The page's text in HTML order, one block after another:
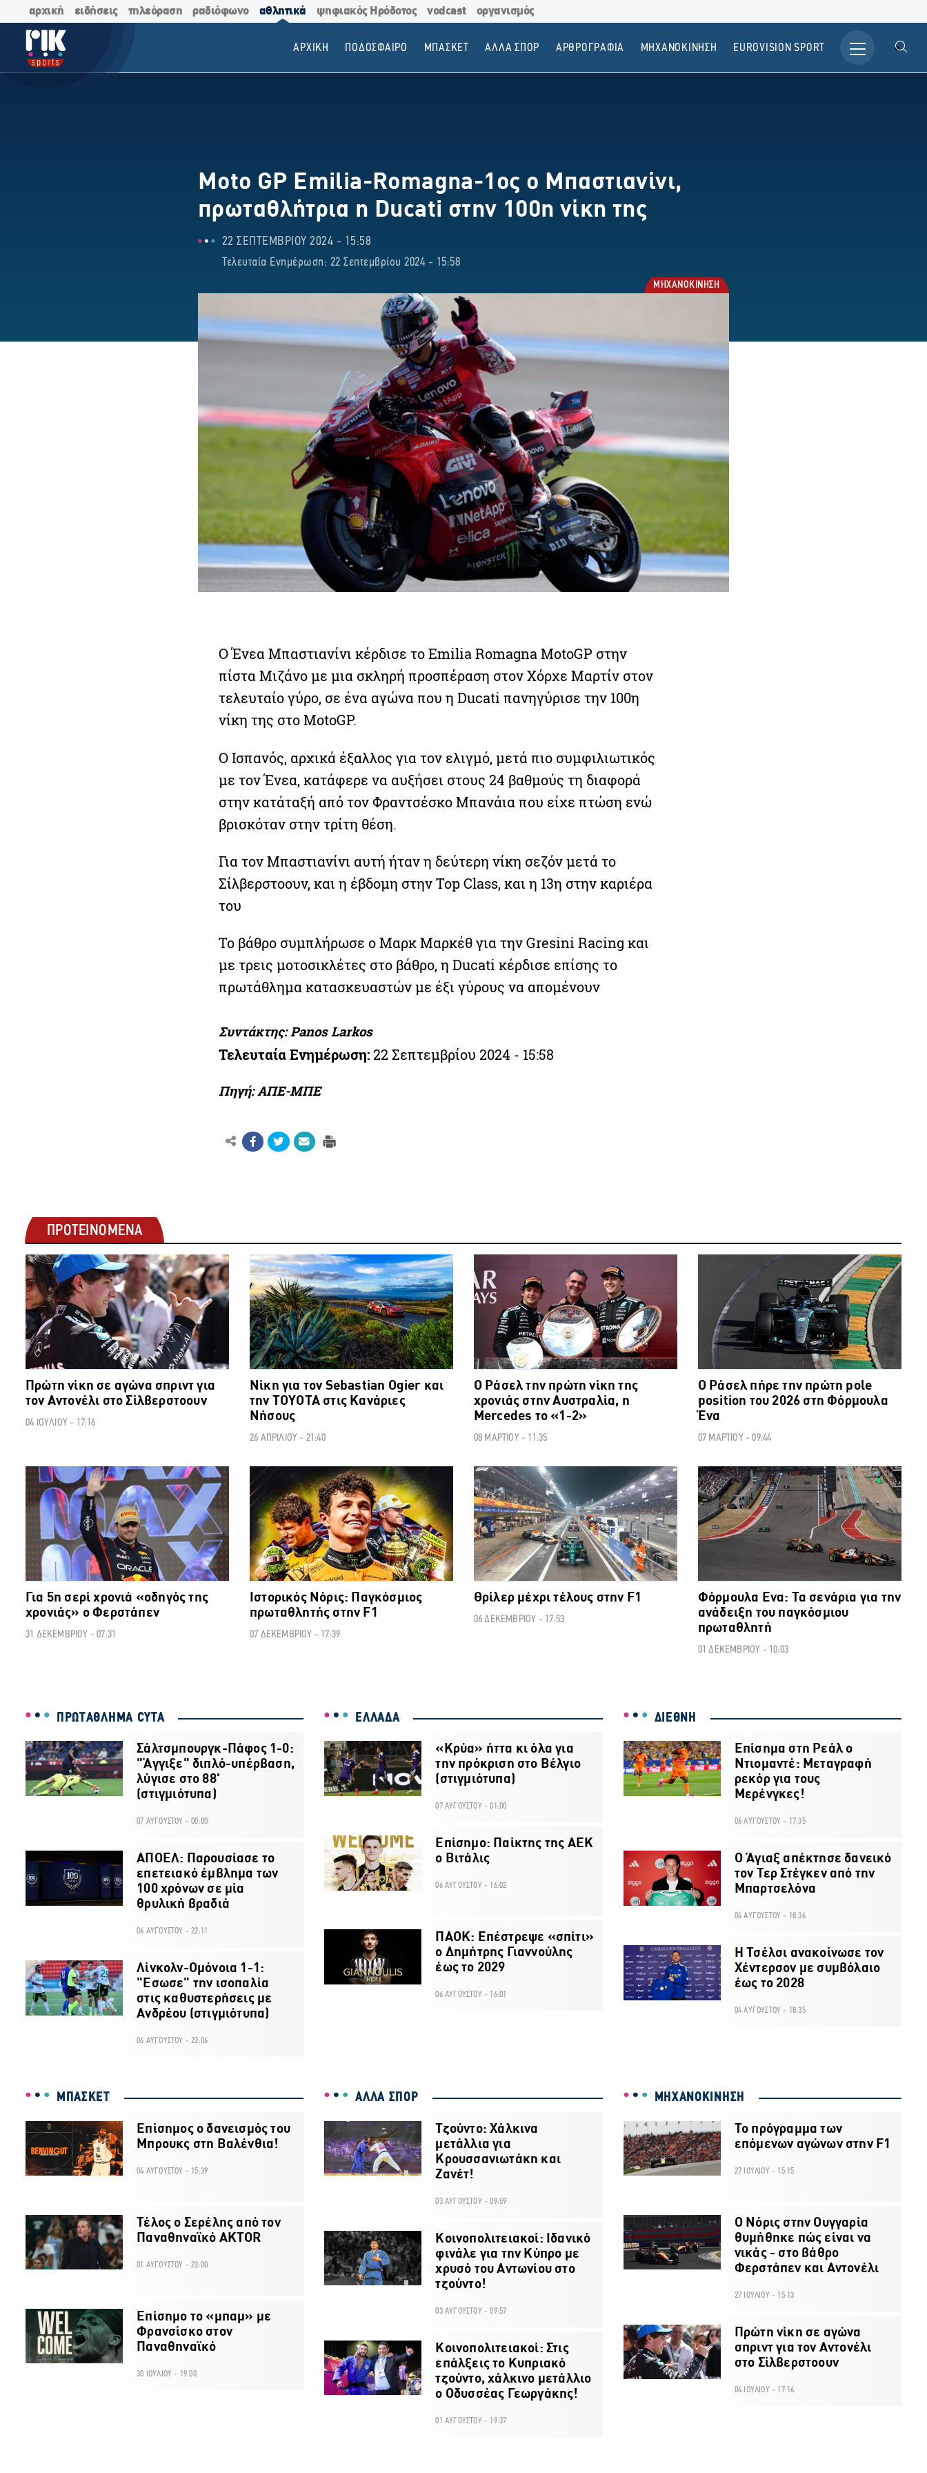
αρχική ειδήσεις τηλεόραση ραδιόφωνο αθλητικά ψηφιακός Ηρόδοτος vodcast οργανισμός
ΑΡΧΙΚΗ ΠΟΔΟΣΦΑΙΡΟ ΜΠΑΣΚΕΤ ΑΛΛΑ ΣΠΟΡ ΑΡΘΡΟΓΡΑΦΙΑ ΜΗΧΑΝΟΚΙΝΗΣΗ ΕUROVISION SPORT
Moto GP Emilia-Romagna-1ος ο Μπαστιανίνι,
πρωταθλήτρια η Ducati στην 100η νίκη της
22 ΣΕΠΤΕΜΒΡΙΟΥ 2024 - 15:58
Τελευταία Ενημέρωση: 22 Σεπτεμβρίου 2024 - 15:58
ΜΗΧΑΝΟΚΙΝΗΣΗ
Ο Ένεα Μπαστιανίνι κέρδισε το Emilia Romagna MotoGP στην
πίστα Μιζάνο με μια σκληρή προσπέραση στον Χόρχε Μαρτίν στον
τελευταίο γύρο, σε ένα αγώνα που η Ducati πανηγύρισε την 100η
νίκη της στο MotoGP.
Ο Ισπανός, αρχικά έξαλλος για τον ελιγμό, μετά πιο συμφιλιωτικός
με τον Ένεα, κατάφερε να αυξήσει στους 24 βαθμούς τη διαφορά
στην κατάταξή από τον Φραντσέσκο Μπανάια που είχε πτώση ενώ
βρισκόταν στην τρίτη θέση.
Για τον Μπαστιανίνι αυτή ήταν η δεύτερη νίκη σεζόν μετά το
Σίλβερστοουν, και η έβδομη στην Top Class, και η 13η στην καριέρα
του
Το βάθρο συμπλήρωσε ο Μαρκ Μαρκέθ για την Gresini Racing και
με τρεις μοτοσικλέτες στο βάθρο, η Ducati κέρδισε επίσης το
πρωτάθλημα κατασκευαστών με έξι γύρους να απομένουν
Συντάκτης: Panos Larkos
Τελευταία Ενημέρωση:22 Σεπτεμβρίου 2024 - 15:58
Πηγή: ΑΠΕ-ΜΠΕ
ΠΡΟΤΕΙΝΟΜΕΝΑ
ΜΗΧΑΝΟΚΙΝΗΣΗ
Πρώτη νίκη σε αγώνα σπριντ για
τον Αντονέλι στο Σίλβερστοουν
04 ΙΟΥΛΙΟΥ - 17:16
ΜΗΧΑΝΟΚΙΝΗΣΗ
Νίκη για τον Sebastian Ogier και
την ΤΟΥΟΤΑ στις Κανάριες
Νήσους
26 ΑΠΡΙΛΙΟΥ - 21:40
Ο Ράσελ την πρώτη νίκη της
χρονιάς στην Αυστραλία, η
Mercedes το «1-2»
08 ΜΑΡΤΙΟΥ - 11:35
ΜΗΧΑΝΟΚΙΝΗΣΗ
Ο Ράσελ πήρε την πρώτη pole
position του 2026 στη Φόρμουλα
Ένα
07 ΜΑΡΤΙΟΥ - 09:44
ΜΗΧΑΝΟΚΙΝΗΣΗ
Για 5η σερί χρονιά «οδηγός της
χρονιάς» ο Φερστάπεν
31 ΔΕΚΕΜΒΡΙΟΥ - 07:31
ΜΗΧΑΝΟΚΙΝΗΣΗ
Ιστορικός Νόρις: Παγκόσμιος
πρωταθλητής στην F1
07 ΔΕΚΕΜΒΡΙΟΥ - 17:39
ΜΗΧΑΝΟΚΙΝΗΣΗ
Θρίλερ μέχρι τέλους στην F1
06 ΔΕΚΕΜΒΡΙΟΥ - 17:53
ΜΗΧΑΝΟΚΙΝΗΣΗ
Φόρμουλα Ενα: Τα σενάρια για την
ανάδειξη του παγκόσμιου
πρωταθλητή
01 ΔΕΚΕΜΒΡΙΟΥ - 10:03
ΠΡΩΤΑΘΛΗΜΑ CYTA
Σάλτσμπουργκ-Πάφος 1-0:
"Άγγιξε" διπλό-υπέρβαση,
λύγισε στο 88'
(στιγμιότυπα)
07 ΑΥΓΟΥΣΤΟΥ - 00:00
ΑΠΟΕΛ: Παρουσίασε το
επετειακό έμβλημα των
100 χρόνων σε μία
θρυλική βραδιά
06 ΑΥΓΟΥΣΤΟΥ - 22:11
Λίνκολν-Ομόνοια 1-1:
"Εσωσε" την ισοπαλία
στις καθυστερήσεις με
Ανδρέου (στιγμιότυπα)
06 ΑΥΓΟΥΣΤΟΥ - 22:06
ΕΛΛΑΔΑ
«Κρύα» ήττα κι όλα για
την πρόκριση στο Βέλγιο
(στιγμιότυπα)
07 ΑΥΓΟΥΣΤΟΥ - 01:00
Επίσημο: Παίκτης της ΑΕΚ
ο Βιτάλις
06 ΑΥΓΟΥΣΤΟΥ - 16:02
ΠΑΟΚ: Επέστρεψε «σπίτι»
ο Δημήτρης Γιαννούλης
έως το 2029
06 ΑΥΓΟΥΣΤΟΥ - 16:01
ΔΙΕΘΝΗ
Επίσημα στη Ρεάλ ο
Ντιομαντέ: Μεταγραφή
ρεκόρ για τους
Μερένγκες!
06 ΑΥΓΟΥΣΤΟΥ - 17:35
Ο Άγιαξ απέκτησε δανεικό
τον Τερ Στέγκεν από την
Μπαρτσελόνα
04 ΑΥΓΟΥΣΤΟΥ - 18:36
H Τσέλσι ανακοίνωσε τον
Χέντερσον με συμβόλαιο
έως το 2028
04 ΑΥΓΟΥΣΤΟΥ - 18:35
ΜΠΑΣΚΕΤ
Επίσημος ο δανεισμός του
Μπρουκς στη Βαλένθια!
04 ΑΥΓΟΥΣΤΟΥ - 15:39
Τέλος ο Σερέλης από τον
Παναθηναϊκό AKTOR
01 ΑΥΓΟΥΣΤΟΥ - 23:00
Επίσημο το «μπαμ» με
Φρανσίσκο στον
Παναθηναϊκό
30 ΙΟΥΛΙΟΥ - 19:00
ΑΛΛΑ ΣΠΟΡ
Τζούντο: Χάλκινα
μετάλλια για
Κρουσσανιωτάκη και
Ζανέτ!
03 ΑΥΓΟΥΣΤΟΥ - 09:59
Κοινοπολιτειακοί: Ιδανικό
φινάλε για την Κύπρο με
χρυσό του Αντωνίου στο
τζούντο!
03 ΑΥΓΟΥΣΤΟΥ - 09:57
Κοινοπολιτειακοί: Στις
επάλξεις το Κυπριακό
τζούντο, χάλκινο μετάλλιο
ο Οδυσσέας Γεωργάκης!
01 ΑΥΓΟΥΣΤΟΥ - 19:37
ΜΗΧΑΝΟΚΙΝΗΣΗ
Το πρόγραμμα των
επόμενων αγώνων στην F1
27 ΙΟΥΛΙΟΥ - 15:15
O Νόρις στην Ουγγαρία
θυμήθηκε πώς είναι να
νικάς - στο βάθρο
Φερστάπεν και Αντονέλι
27 ΙΟΥΛΙΟΥ - 15:13
Πρώτη νίκη σε αγώνα
σπριντ για τον Αντονέλι
στο Σίλβερστοουν
04 ΙΟΥΛΙΟΥ - 17:16